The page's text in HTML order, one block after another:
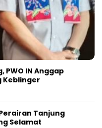
PWO IN Anggap
Keblinger
Tanjung
Selamat